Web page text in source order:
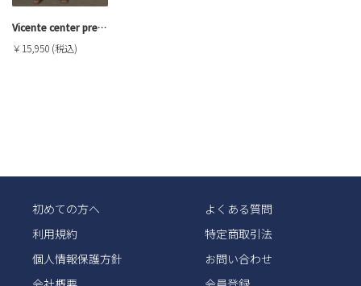
Vicente center press straight denim
￥15,950 (税込)
初めての方へ
よくある質問
利用規約
特定商取引法
個人情報保護方針
お問い合わせ